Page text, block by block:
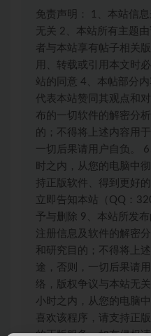
免责声明： 1、本站信
无关 2、本站所有主题
者与本站享有帖子相关
用、转载或引用本文时
站的同意 4、本帖部分
代表本站赞同其观点和
布的一切软件的解密分
的；不得将上述内容用
一切后果请用户自负。
时之内，从您的电脑中
持正版软件、得到更好
立即告知本站（QQ：
予与删除 9、本站所发
注册信息及软件的解密
和研究目的；不得将上
途，否则，一切后果请
络，版权争议与本站无
小时之内，从您的电脑
喜欢该程序，请支持正